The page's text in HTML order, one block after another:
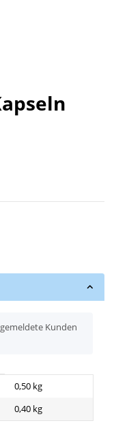
Kunden
0,50 kg
0,40 kg